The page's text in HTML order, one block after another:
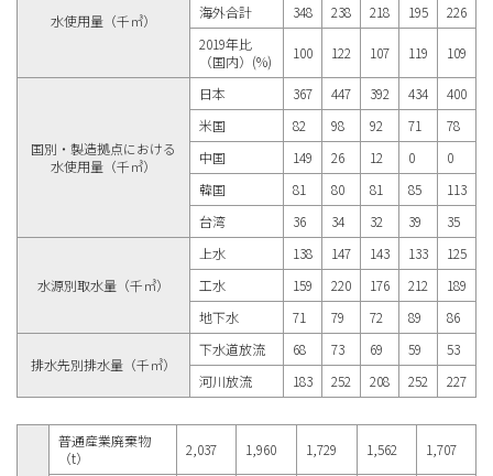
水使用量（千㎥） 海外合計 348 238 218 195
226
2019年比
（国内）(%)
100 122 107 119 109
国別・製造拠点における
水使用量（千㎥）
日本 367 447 392 434
400
米国
82 98 92 71
78
中国
149 26 12 0
0
韓国
81 80 81 85
113
台湾
36 34 32 39 35
水源別取水量（千㎥）
上水 138 147 143 133
125
工水
159 220 176 212
189
地下水
71 79 72 89 86
排水先別排水量（千㎥）
下水道放流 68 73 69 59
53
河川放流
183 252 208 252 227
普通産業廃棄物
（t）
2,037 1,960 1,729 1,562 1,707